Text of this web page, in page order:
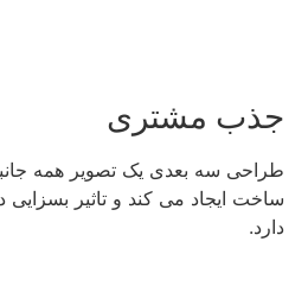
جذب مشتری
طراحی سه بعدی یک تصویر همه
ساخت ایجاد می کند و تاثیر
دارد.